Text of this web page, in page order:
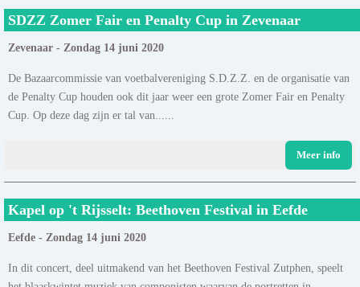
SDZZ Zomer Fair en Penalty Cup in Zevenaar
Zevenaar - Zondag 14 juni 2020
De Bazaarcommissie van voetbalvereniging S.D.Z.Z. en de organisatie van
de Penalty Cup houden ook dit jaar weer een grote Zomer Fair en Penalty
Cup. Op deze dag zijn er tal van......
Meer info
Kapel op 't Rijsselt: Beethoven Festival in Eefde
Eefde - Zondag 14 juni 2020
In dit concert, deel uitmakend van het Beethoven Festival Zutphen, speelt